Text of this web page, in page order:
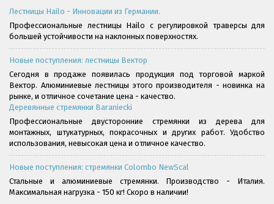
Лестницы Hailo - Инновации из Германии.
Профессиональные лестницы Hailo с регулировкой траверсы для
большей устойчивости на наклонных поверхностях.
Новые поступления: лестницы Вектор
Сегодня в продаже появилась продукция под торговой маркой
Вектор. Алюминиевые лестницы этого производителя - новинка на
рынке, и отличное сочетание цена - качество.
Деревянные стремянки Baraniecki
Профессиональные двусторонние стремянки из дерева для
монтажных, штукатурных, покрасочных и других работ. Удобство
использования, невысокая цена и отличное качество.
Новые поступления: стремянки Colombo NewScal
Стальные и алюминиевые стремянки. Производство - Италия.
Максимальная нагрузка - 150 кг! Скоро в наличии!